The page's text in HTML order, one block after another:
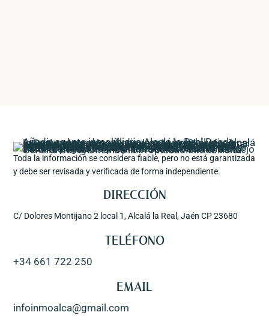
Toda la información se considera fiable, pero no está garantizada
y debe ser revisada y verificada de forma independiente.
DIRECCIÓN
C/ Dolores Montijano 2 local 1, Alcalá la Real, Jaén CP 23680
TELÉFONO
+34 661 722 250
EMAIL
infoinmoalca@gmail.com